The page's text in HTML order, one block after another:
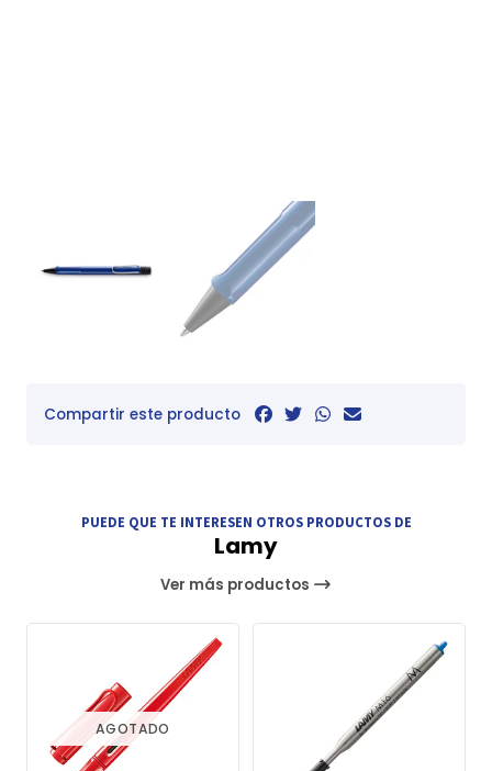
Compartir este producto
PUEDE QUE TE INTERESEN OTROS PRODUCTOS DE
Lamy
Ver más productos
AGOTADO